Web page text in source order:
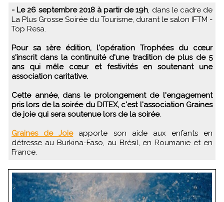
- Le 26 septembre 2018 à partir de 19h , dans le cadre de
La Plus Grosse Soirée du Tourisme, durant le salon IFTM -
Top Resa.
Pour sa 1ère édition, l'opération Trophées du cœur
s'inscrit dans la continuité d'une tradition de plus de 5
ans qui mêle cœur et festivités en soutenant une
association caritative.
Cette année, dans le prolongement de l'engagement
pris lors de la soirée du DITEX, c'est l'association Graines
de joie qui sera soutenue lors de la soirée.
Graines de Joieapporte son aide aux enfants en
détresse au Burkina-Faso, au Brésil, en Roumanie et en
France.